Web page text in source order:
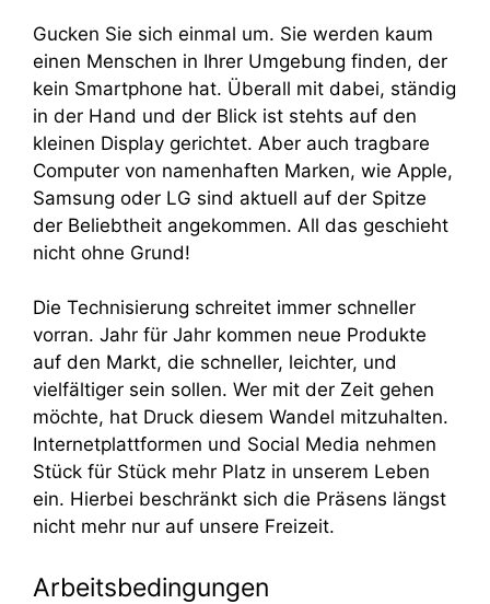
Gucken Sie sich einmal um. Sie werden kaum
einen Menschen in Ihrer Umgebung finden, der
kein Smartphone hat. Überall mit dabei, ständig
in der Hand und der Blick ist stehts auf den
kleinen Display gerichtet. Aber auch tragbare
Computer von namenhaften Marken, wie Apple,
Samsung oder LG sind aktuell auf der Spitze
der Beliebtheit angekommen. All das geschieht
nicht ohne Grund!
Die Technisierung schreitet immer schneller
vorran. Jahr für Jahr kommen neue Produkte
auf den Markt, die schneller, leichter, und
vielfältiger sein sollen. Wer mit der Zeit gehen
möchte, hat Druck diesem Wandel mitzuhalten.
Internetplattformen und Social Media nehmen
Stück für Stück mehr Platz in unserem Leben
ein. Hierbei beschränkt sich die Präsens längst
nicht mehr nur auf unsere Freizeit.
Arbeitsbedingungen